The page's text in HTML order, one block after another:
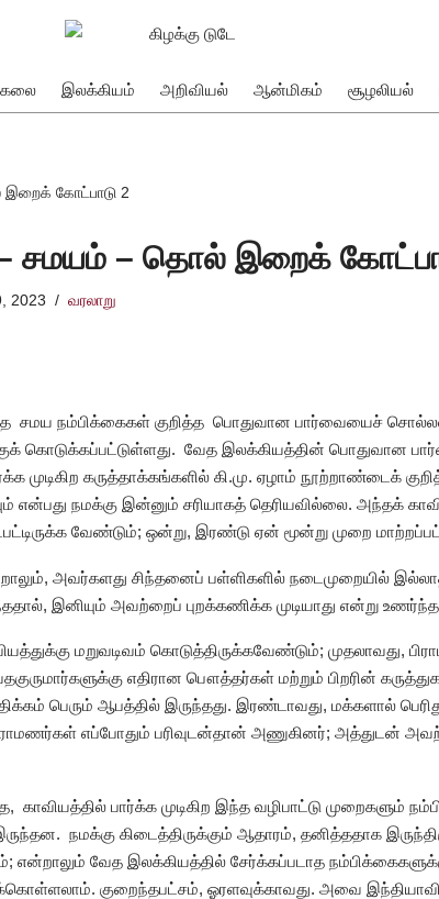
கலை இலக்கியம் அறிவியல் ஆன்மிகம் சூழலியல்
கோட்பாடு 2
சமயம் – தொல் இறைக்
2023 வரலாறு
சமய நம்பிக்கைகள் குறித்த பொதுவான பார்வையைச்
கொடுக்கப்பட்டுள்ளது. வேத இலக்கியத்தின் பொதுவான
முடிகிற கருத்தாக்கங்களில் கி.மு. ஏழாம் நூற்றாண்டைக்
என்பது நமக்கு இன்னும் சரியாகத் தெரியவில்லை. அந்தக்
வேண்டும்; ஒன்று, இரண்டு ஏன் மூன்று முறை
அவர்களது சிந்தனைப் பள்ளிகளில் நடைமுறையில்
இனியும் அவற்றைப் புறக்கணிக்க முடியாது என்று
மறுவடிவம் கொடுத்திருக்கவேண்டும்; முதலாவது,
எதிரான பௌத்தர்கள் மற்றும் பிறரின்
பெரும் ஆபத்தில் இருந்தது. இரண்டாவது, மக்களால்
எப்போதும் பரிவுடன்தான் அணுகினர்; அத்துடன்
காவியத்தில் பார்க்க முடிகிற இந்த வழிபாட்டு முறைகளும்
நமக்கு கிடைத்திருக்கும் ஆதாரம், தனித்ததாக
என்றாலும் வேத இலக்கியத்தில் சேர்க்கப்படாத
குறைந்தபட்சம், ஓரளவுக்காவது. அவை